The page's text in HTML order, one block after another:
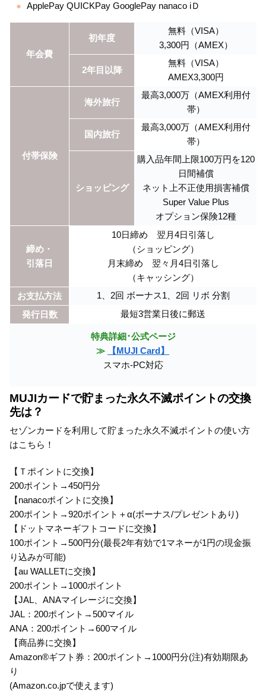
ApplePay QUICKPay GooglePay nanaco iＤ
年会費
初年度
無料（VISA）
3,300円（AMEX）
2年目以降
無料（VISA）
AMEX3,300円
付帯保険
海外旅行
最高3,000万（AMEX利用付
帯）
国内旅行
最高3,000万（AMEX利用付
帯）
ショッピング
購入品年間上限100万円を120
日間補償
ネット上不正使用損害補償
Super Value Plus
オプション保険12種
締め・
引落日
10日締め 翌月4日引落し
（ショッピング）
月末締め 翌々月4日引落し
（キャッシング）
お支払方法
1、2回 ボーナス1、2回 リボ 分割
発行日数
最短3営業日後に郵送
特典詳細･公式ページ
≫
【MUJI Card】
スマホ-PC対応
MUJIカードで貯まった永久不滅ポイントの交換
先は？
セゾンカードを利用して貯まった永久不滅ポイントの使い方
はこちら！
【Ｔポイントに交換】
200ポイント→450円分
【nanacoポイントに交換】
200ポイント→920ポイント＋α(ボーナス/プレゼントあり)
【ドットマネーギフトコードに交換】
100ポイント→500円分(最長2年有効で1マネーが1円の現金振
り込みが可能)
【au WALLETに交換】
200ポイント→1000ポイント
【JAL、ANAマイレージに交換】
JAL：200ポイント→500マイル
ANA：200ポイント→600マイル
【商品券に交換】
Amazon®ギフト券：200ポイント→1000円分(注)有効期限あ
り
(Amazon.co.jpで使えます)